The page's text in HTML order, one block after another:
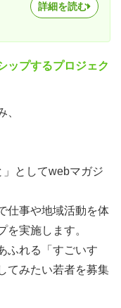
詳細を読む
ップするプロジェク
、
」としてwebマガジ
仕事や地域活動を体
実施します。
ふれる「すごいす
てみたい若者を募集